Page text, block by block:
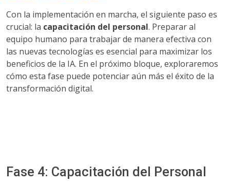
Con la implementación en marcha, el siguiente paso es
crucial: la capacitación del personal. Preparar al
equipo humano para trabajar de manera efectiva con
las nuevas tecnologías es esencial para maximizar los
beneficios de la IA. En el próximo bloque, exploraremos
cómo esta fase puede potenciar aún más el éxito de la
transformación digital.
Fase 4: Capacitación del Personal